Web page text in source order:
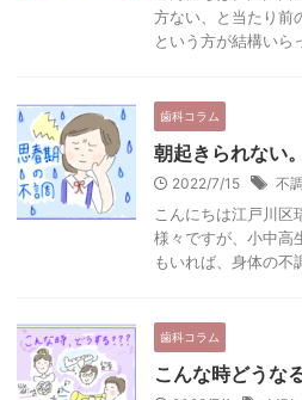
方ない、と当たり前
という方が結構いら
歯科コラム
朝起きられない
2022/7/15 不調
こんにちは江戸川
様々ですが、小中高
もいれば、身体の不
歯科コラム
こんな時どうな